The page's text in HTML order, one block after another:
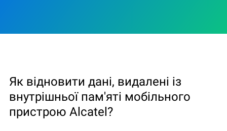
Як відновити дані, видалені із
внутрішньої пам'яті мобільного
пристрою Alcatel?